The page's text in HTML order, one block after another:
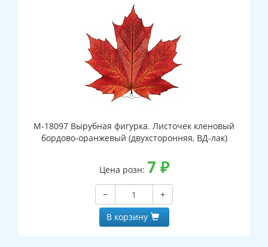
М-18097 Вырубная фигурка. Листочек кленовый
бордово-оранжевый (двухсторонняя, ВД-лак)
Цена розн: 7 ₽
−
+
В корзину